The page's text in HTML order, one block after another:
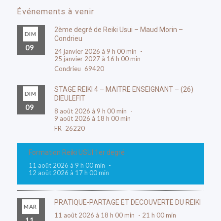
Événements à venir
DIM
09
2ème degré de Reiki Usui – Maud Morin –
Condrieu
24 janvier 2026 à 9 h 00 min -
25 janvier 2027 à 16 h 00 min
Condrieu 69420
DIM
09
STAGE REIKI 4 – MAITRE ENSEIGNANT – (26)
DIEULEFIT
8 août 2026 à 9 h 00 min -
9 août 2026 à 18 h 00 min
FR 26220
Formation Reiki USUI 1er degré
11 août 2026 à 9 h 00 min -
12 août 2026 à 17 h 00 min
MAR
PRATIQUE-PARTAGE ET DECOUVERTE DU REIKI
11 août 2026 à 18 h 00 min - 21 h 00 min